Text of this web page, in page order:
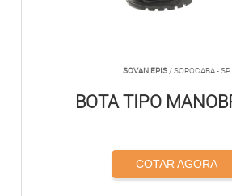
SOVAN EPIS/ SOROCABA - SP
BOTA TIPO
COTAR AGORA